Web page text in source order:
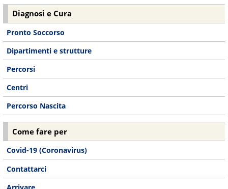
Diagnosi e Cura
Pronto Soccorso
Dipartimenti e strutture
Percorsi
Centri
Percorso Nascita
Come fare per
Covid-19 (Coronavirus)
Contattarci
Arrivare